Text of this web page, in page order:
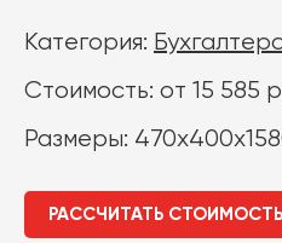
Категория:
Стоимость: от 15 585
Размеры:
РАССЧИТАТЬ СТОИМОСТЬ